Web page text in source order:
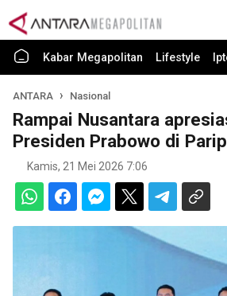
Kabar Megapolitan Lifestyle
ANTARA Nasional
Rampai Nusantara
Presiden Prabowo di
Kamis, 21 Mei 2026 7:06